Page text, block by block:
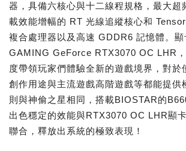
器，具備六核心與十二線程規格，最大超
載效能增幅的 RT 光線追縱核心和
複合處理器以及高速 GDDR6 記憶體。顯
GAMING GeForce RTX3070 OC LHR
度帶領玩家們體驗全新的遊戲境界，對於
創作用途與主流遊戲高階遊戲等都能提供
則與神偷之星相同，搭載BIOSTAR的
出色穩定的效能與RTX3070 OC LHR顯
聯合，釋放出系統的極致表現！